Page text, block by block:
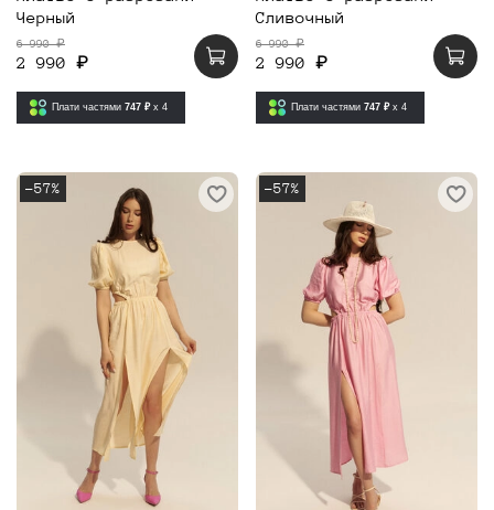
Черный
6 990 ₽
2 990 ₽
Плати частями 747 ₽ x 4
Сливочный
6 990 ₽
2 990 ₽
Плати частями 747 ₽ x 4
-57% -57%